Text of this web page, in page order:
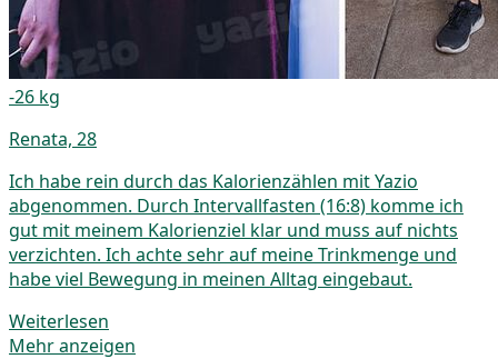
-26 kg
Renata, 28
Ich habe rein durch das Kalorienzählen mit Yazio
abgenommen. Durch Intervallfasten (16:8) komme ich
gut mit meinem Kalorienziel klar und muss auf nichts
verzichten. Ich achte sehr auf meine Trinkmenge und
habe viel Bewegung in meinen Alltag eingebaut.
Weiterlesen
Mehr anzeigen